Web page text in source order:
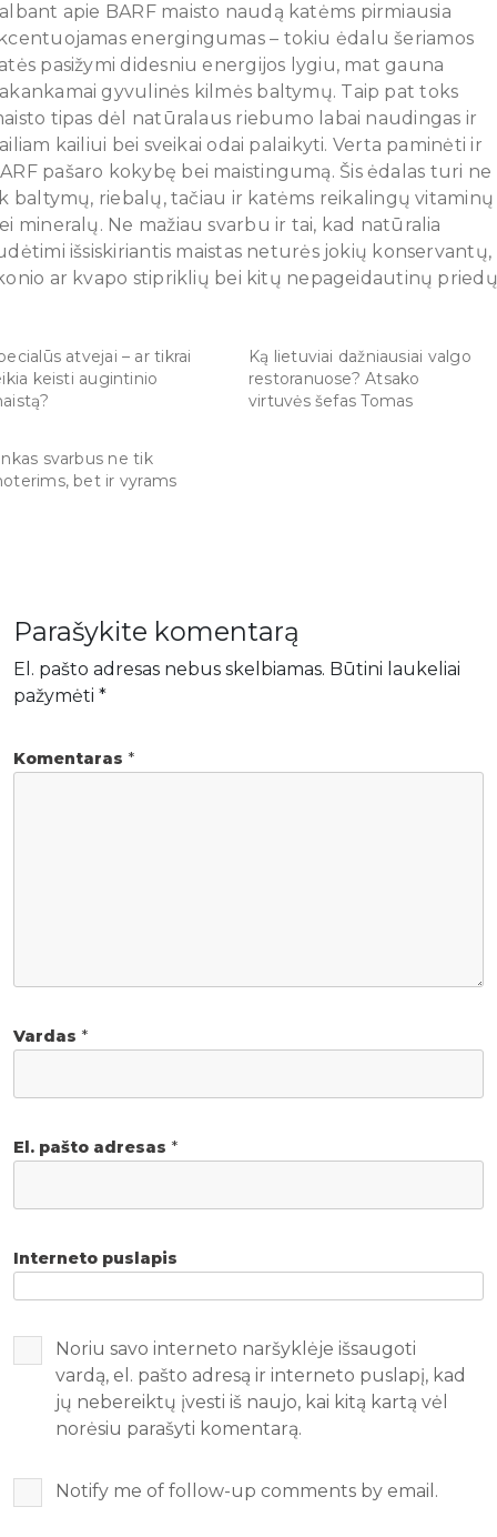
apie BARF maisto naudą katėms pirmiausia
energingumas – tokiu ėdalu šeriamos
pasižymi didesniu energijos lygiu, mat gauna
gyvulinės kilmės baltymų. Taip pat toks
tipas dėl natūralaus riebumo labai naudingas ir
kailiui bei sveikai odai palaikyti. Verta paminėti ir
pašaro kokybę bei maistingumą. Šis ėdalas turi ne
baltymų, riebalų, tačiau ir katėms reikalingų vitaminų
mineralų. Ne mažiau svarbu ir tai, kad natūralia
išsiskiriantis maistas neturės jokių konservantų,
ar kvapo stipriklių bei kitų nepageidautinų
atvejai – ar tikrai
keisti augintinio
Ką lietuviai dažniausiai valgo
restoranuose? Atsako
virtuvės šefas Tomas
svarbus ne tik
bet ir vyrams
Parašykite komentarą
El. pašto adresas nebus skelbiamas. Būtini laukeliai
pažymėti *
Komentaras *
Vardas *
El. pašto adresas *
Interneto puslapis
Noriu savo interneto naršyklėje išsaugoti
vardą, el. pašto adresą ir interneto puslapį, kad
jų nebereiktų įvesti iš naujo, kai kitą kartą vėl
norėsiu parašyti komentarą.
Notify me of follow-up comments by email.